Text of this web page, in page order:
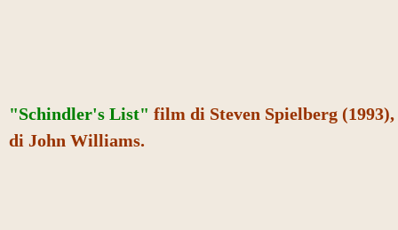
"Schindler's List" film di Steven Spielberg
di John Williams.